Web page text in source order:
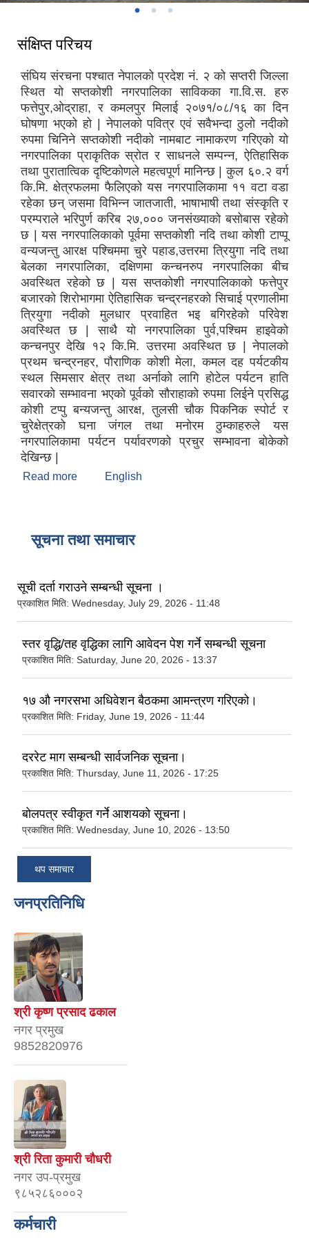
संक्षिप्त परिचय
संघिय संरचना पश्चात नेपालको प्रदेश नं. २ को सप्तरी जिल्ला
स्थित यो सप्तकोशी नगरपालिका साविकका गा.वि.स. हरु
फत्तेपुर,ओद्राहा, र कमलपुर मिलाई २०७१/०८/१६ का दिन
घोषणा भएको हो | नेपालको पवित्र एवं सवैभन्दा ठुलो नदीको
रुपमा चिनिने सप्तकोशी नदीको नामबाट नामाकरण गरिएको यो
नगरपालिका प्राकृतिक स्रोत र साधनले सम्पन्न, ऐतिहासिक
तथा पुरातात्विक दृष्टिकोणले महत्वपूर्ण मानिन्छ | कुल ६०.२ वर्ग
कि.मि. क्षेत्रफलमा फैलिएको यस नगरपालिकामा ११ वटा वडा
रहेका छन् जसमा विभिन्न जातजाती, भाषाभाषी तथा संस्कृति र
परम्पराले भरिपुर्ण करिब २७,००० जनसंख्याको बसोबास रहेको
छ | यस नगरपालिकाको पूर्वमा सप्तकोशी नदि तथा कोशी टाप्पू
वन्यजन्तु आरक्ष पश्चिममा चुरे पहाड,उत्तरमा त्रियुगा नदि तथा
बेलका नगरपालिका, दक्षिणमा कन्चनरुप नगरपालिका बीच
अवस्थित रहेको छ | यस सप्तकोशी नगरपालिकाको फत्तेपुर
बजारको शिरोभागमा ऐतिहासिक चन्द्रनहरको सि‌चाई प्रणालीमा
त्रियुगा नदीको मुलधार प्रवाहित भइ बगिरहेको परिवेश
अवस्थित छ | साथै याे नगरपालिका पुर्व,पश्चिम हाइवेको
कन्चनपुर देखि १२ कि.मि. उत्तरमा अवस्थित छ | नेपालको
प्रथम चन्द्रनहर, पौराणिक कोशी मेला, कमल दह पर्यटकीय
स्थल सिमसार क्षेत्र तथा अर्नाको लागि होटेल पर्यटन हाति
सवारकाे सम्भावना भएको पूर्वको सौराहाको रुपमा लिईने प्रसिद्ध
कोशी टप्पु बन्यजन्तु आरक्ष, तुलसी चौक पिकनिक स्पोर्ट र
चुरेक्षेत्रको घना जंगल तथा मनोरम ठुम्काहरुले यस
नगरपालिकामा पर्यटन पर्यावरणको प्रचुर सम्भावना बोकेको
देखिन्छ |
Read more about संक्षिप्त परिचय
English
सूचना तथा समाचार
सूची दर्ता गराउने सम्बन्धी सूचना ।
प्रकाशित मिति: Wednesday, July 29, 2026 - 11:48
स्तर वृद्धि/तह वृद्धिका लागि आवेदन पेश गर्ने सम्बन्धी सूचना
प्रकाशित मिति: Saturday, June 20, 2026 - 13:37
१७ औ नगरसभा अधिवेशन बैठकमा आमन्त्रण गरिएको।
प्रकाशित मिति: Friday, June 19, 2026 - 11:44
दररेट माग सम्बन्धी सार्वजनिक सूचना।
प्रकाशित मिति: Thursday, June 11, 2026 - 17:25
बोलपत्र स्वीकृत गर्ने आशयको सूचना।
प्रकाशित मिति: Wednesday, June 10, 2026 - 13:50
थप समाचार
जनप्रतिनिधि
श्री कृष्ण प्रसाद ढकाल
नगर प्रमुख
9852820976
श्री रिता कुमारी चौधरी
नगर उप-प्रमुख
९८५२८६०००२
कर्मचारी